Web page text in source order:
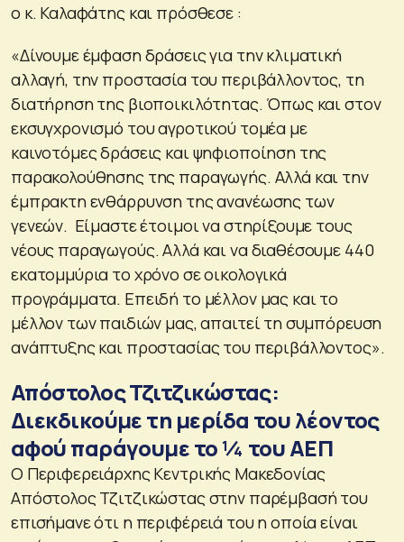
ο κ. Καλαφάτης και πρόσθεσε :
«Δίνουμε έμφαση δράσεις για την κλιματική
αλλαγή, την προστασία του περιβάλλοντος, τη
διατήρηση της βιοποικιλότητας. Όπως και στον
εκσυγχρονισμό του αγροτικού τομέα με
καινοτόμες δράσεις και ψηφιοποίηση της
παρακολούθησης της παραγωγής. Αλλά και την
έμπρακτη ενθάρρυνση της ανανέωσης των
γενεών. Είμαστε έτοιμοι να στηρίξουμε τους
νέους παραγωγούς. Αλλά και να διαθέσουμε 440
εκατομμύρια το χρόνο σε οικολογικά
προγράμματα. Επειδή το μέλλον μας και το
μέλλον των παιδιών μας, απαιτεί τη συμπόρευση
ανάπτυξης και προστασίας του περιβάλλοντος».
Απόστολος Τζιτζικώστας:
Διεκδικούμε τη μερίδα του λέοντος
αφού παράγουμε το ¼ του ΑΕΠ
Ο Περιφερειάρχης Κεντρικής Μακεδονίας
Απόστολος Τζιτζικώστας στην παρέμβασή του
επισήμανε ότι η περιφέρειά του η οποία είναι